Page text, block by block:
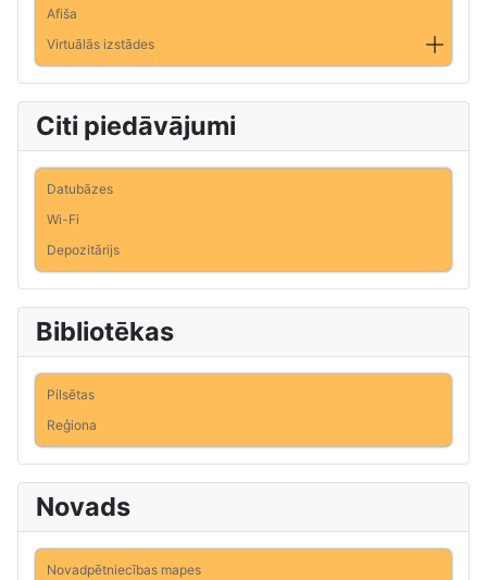
Afiša
Virtuālās izstādes
Citi piedāvājumi
Datubāzes
Wi-Fi
Depozitārijs
Bibliotēkas
Pilsētas
Reģiona
Novads
Novadpētniecības mapes